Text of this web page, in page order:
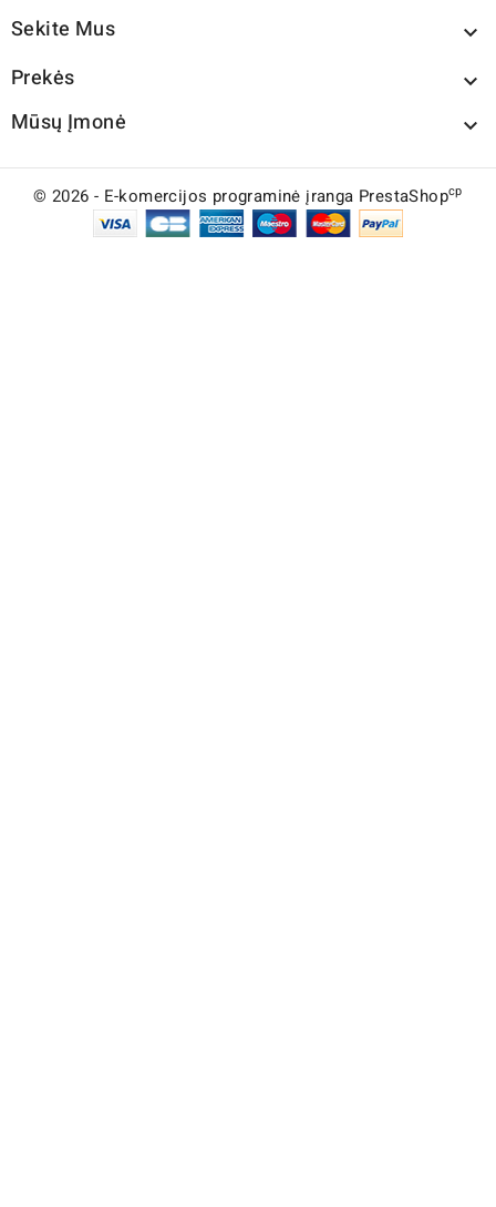
Sekite Mus 
Prekės 
Mūsų Įmonė 
© 2026 - E-komercijos programinė įranga PrestaShopcp